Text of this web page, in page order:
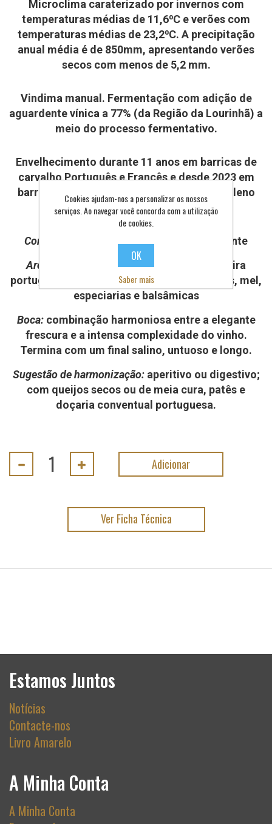
Microclima caraterizado por invernos com
temperaturas médias de 11,6⁰C e verões com
temperaturas médias de 23,2⁰C. A precipitação
anual média é de 850mm, apresentando verões
secos com menos de 5,2 mm.
Vindima manual. Fermentação com adição de
aguardente vínica a 77% (da Região da Lourinhã) a
meio do processo fermentativo.
Envelhecimento durante 11 anos em barricas de
carvalho Português e Francês e desde 2023 em
barricas novas de carvalho português em pleno
oceano Atlântico no Farol do Bugio
Cor:
tons de um amarelo dourado e brilhante
Aromas:
marcado pela subtileza da madeira
portuguesa nova, com notas de frutos secos, mel,
especiarias e balsâmicas
Boca:combinação harmoniosa entre a elegante
frescura e a intensa complexidade do vinho.
Termina com um final salino, untuoso e longo.
Sugestão de harmonização:aperitivo ou digestivo;
com queijos secos ou de meia cura, patês e
doçaria conventual portuguesa.
Ver Ficha Técnica
Estamos Juntos
Notícias
Contacte-nos
Livro Amarelo
A Minha Conta
A Minha Conta
Cookies ajudam-nos a personalizar os nossos
serviços. Ao navegar você concorda com a utilização
de cookies.
OK
Saber mais